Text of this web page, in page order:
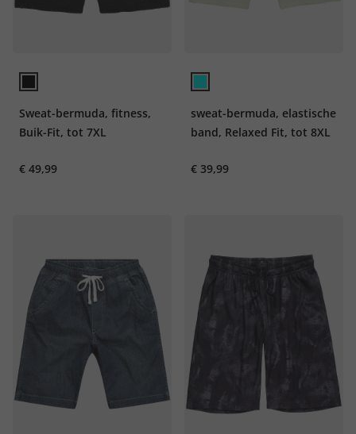
Sweat-bermuda, fitness,
Buik-Fit, tot 7XL
€ 49,99
sweat-bermuda, elastische
band, Relaxed Fit, tot 8XL
€ 39,99